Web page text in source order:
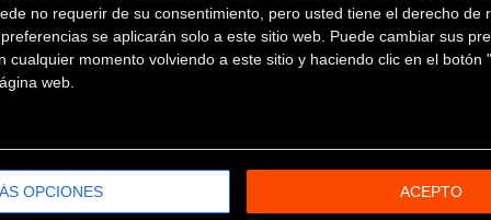
no requerir de su consentimiento, pero usted tiene el derecho de
se aplicarán solo a este sitio web. Puede cambiar sus
cualquier momento volviendo a este sitio y haciendo clic en el botón
web.
OPCIONES ACEPTO
Sabela Rey ‘tiene por delante una temporada de
y experiencia, entre lo nacional y lo internacional’, continúa
oportunidad a jóvenes talentos para que se formen y